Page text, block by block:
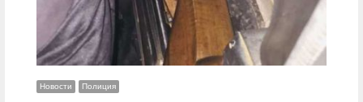
Новости Полиция